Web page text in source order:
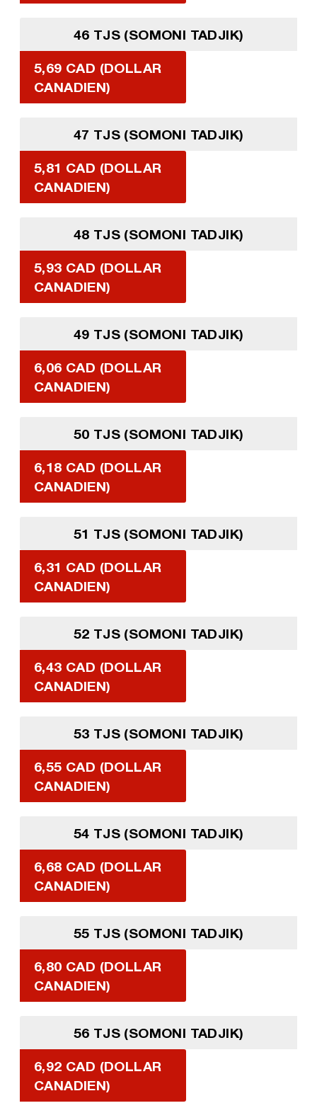
46 TJS (SOMONI TADJIK)
5,69 CAD (DOLLAR
CANADIEN)
47 TJS (SOMONI TADJIK)
5,81 CAD (DOLLAR
CANADIEN)
48 TJS (SOMONI TADJIK)
5,93 CAD (DOLLAR
CANADIEN)
49 TJS (SOMONI TADJIK)
6,06 CAD (DOLLAR
CANADIEN)
50 TJS (SOMONI TADJIK)
6,18 CAD (DOLLAR
CANADIEN)
51 TJS (SOMONI TADJIK)
6,31 CAD (DOLLAR
CANADIEN)
52 TJS (SOMONI TADJIK)
6,43 CAD (DOLLAR
CANADIEN)
53 TJS (SOMONI TADJIK)
6,55 CAD (DOLLAR
CANADIEN)
54 TJS (SOMONI TADJIK)
6,68 CAD (DOLLAR
CANADIEN)
55 TJS (SOMONI TADJIK)
6,80 CAD (DOLLAR
CANADIEN)
56 TJS (SOMONI TADJIK)
6,92 CAD (DOLLAR
CANADIEN)